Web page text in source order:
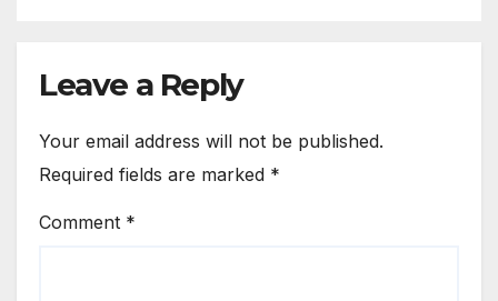
Leave a Reply
Your email address will not be published.
Required fields are marked *
Comment *